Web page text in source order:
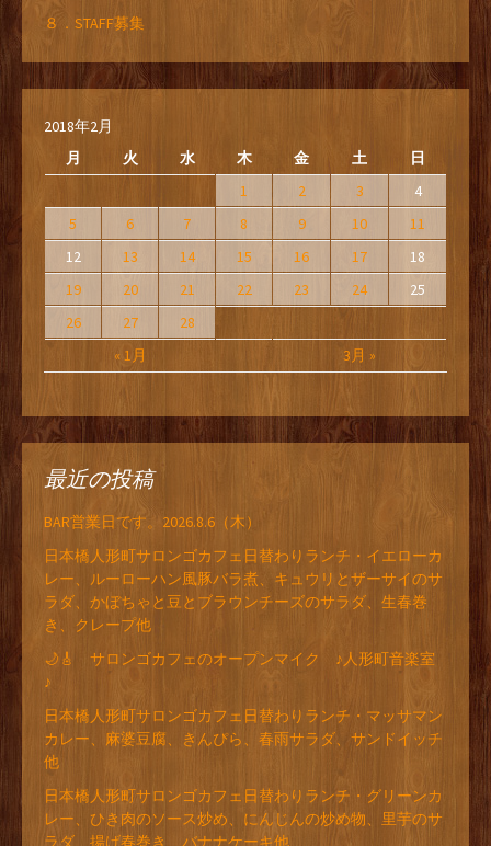
８．STAFF募集
2018年2月
月
火 水 木 金 土 日
« 1月 3月 »
1 2 3
4
5
6 7 8 9 10
11
12
13 14 15 16 17
18
19
20 21 22 23 24
25
26
27 28
最近の投稿
BAR営業日です。2026.8.6（木）
日本橋人形町サロンゴカフェ日替わりランチ・イエローカ
レー、ルーローハン風豚バラ煮、キュウリとザーサイのサ
ラダ、かぼちゃと豆とブラウンチーズのサラダ、生春巻
き、クレープ他
🌙🎸 サロンゴカフェのオープンマイク ♪人形町音楽室
♪
日本橋人形町サロンゴカフェ日替わりランチ・マッサマン
カレー、麻婆豆腐、きんぴら、春雨サラダ、サンドイッチ
他
日本橋人形町サロンゴカフェ日替わりランチ・グリーンカ
レー、ひき肉のソース炒め、にんじんの炒め物、里芋のサ
ラダ、揚げ春巻き、バナナケーキ他